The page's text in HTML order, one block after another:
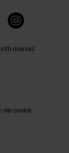
riservati
dei cookie